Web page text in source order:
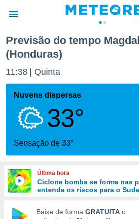
da
por
para
fornecidas
e
forma
Previsão do tempo
(Honduras)
11:38 Quinta
Nuvens dispersas
33°
Sensação de 33°
Última hora
Ciclone bomba se forma nas
entenda os riscos para o
Baixe de forma GRATUITA o